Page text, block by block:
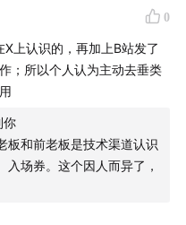
0
上认识的，再加上B站发了
；所以个人认为主动去垂类
你
板和前老板是技术渠道认识
场券。这个因人而异了，